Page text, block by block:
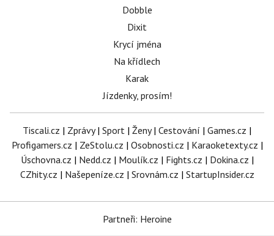
Dobble
Dixit
Krycí jména
Na křídlech
Karak
Jízdenky, prosím!
Tiscali.cz | Zprávy| Sport | Ženy| Cestování | Games.cz |
Profigamers.cz | ZeStolu.cz | Osobnosti.cz | Karaoketexty.cz |
Úschovna.cz | Nedd.cz | Moulík.cz | Fights.cz | Dokina.cz |
CZhity.cz | Našepeníze.cz | Srovnám.cz | StartupInsider.cz
Partneři: Heroine